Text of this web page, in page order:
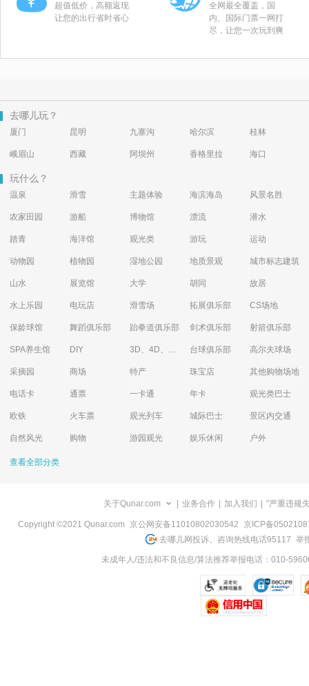
超值低价，高额返现
让您的出行省时省心
全网最全覆盖，国
内、国际门票一网打
尽，让您一次玩到爽
去哪儿玩？
厦门 昆明 九寨沟 哈尔滨 桂林
峨眉山 西藏 阿坝州 香格里拉 海口
玩什么？
温泉 滑雪 主题体验 海滨海岛 风景名胜
农家田园 游船 博物馆 漂流 潜水
踏青 海洋馆 观光类 游玩 运动
动物园 植物园 湿地公园 地质景观 城市标志建筑
山水 展览馆 大学 胡同 故居
水上乐园 电玩店 滑雪场 拓展俱乐部 CS场地
保龄球馆 舞蹈俱乐部 跆拳道俱乐部 剑术俱乐部 射箭俱乐部
SPA养生馆 DIY 3D、4D、5D艺术体验馆 台球俱乐部 高尔夫球场
采摘园 商场 特产 珠宝店 其他购物场地
电话卡 通票 一卡通 年卡 观光类巴士
欧铁 火车票 观光列车 城际巴士 景区内交通
自然风光 购物 游园观光 娱乐休闲 户外
查看全部分类
关于Qunar.com 业务合作 加入我们 "严重违规
Copyright ©2021 Qunar.com 京公网安备11010802030542 京ICP备
去哪儿网投诉、咨询热线电话95117 举
未成年人/违法和不良信息/算法推荐举报电话：010-